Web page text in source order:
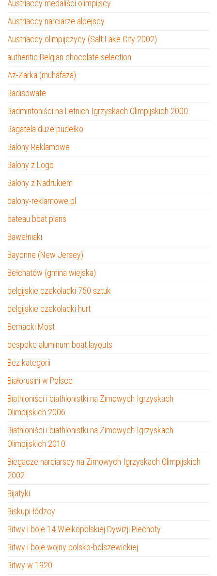
Austriaccy medaliści olimpijscy
Austriaccy narciarze alpejscy
Austriaccy olimpijczycy (Salt Lake City 2002)
authentic Belgian chocolate selection
Az-Zarka (muhafaza)
Badisowate
Badmintoniści na Letnich Igrzyskach Olimpijskich 2000
Bagatela duże pudełko
Balony Reklamowe
Balony z Logo
Balony z Nadrukiem
balony-reklamowe.pl
bateau boat plans
Bawełniaki
Bayonne (New Jersey)
Bełchatów (gmina wiejska)
belgijskie czekoladki 750 sztuk
belgijskie czekoladki hurt
Bernacki Most
bespoke aluminum boat layouts
Bez kategorii
Białorusini w Polsce
Biathloniści i biathlonistki na Zimowych Igrzyskach
Olimpijskich 2006
Biathloniści i biathlonistki na Zimowych Igrzyskach
Olimpijskich 2010
Biegacze narciarscy na Zimowych Igrzyskach Olimpijskich
2002
Bijatyki
Biskupi łódzcy
Bitwy i boje 14 Wielkopolskiej Dywizji Piechoty
Bitwy i boje wojny polsko-bolszewickiej
Bitwy w 1920